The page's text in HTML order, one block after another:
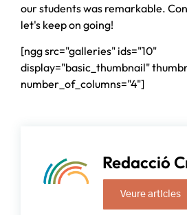
our students was remarkable.
let's keep on going!
[ngg src="galleries" ids="10"
display="basic_thumbnail"
number_of_columns="4"]
Redacció
Veure articles